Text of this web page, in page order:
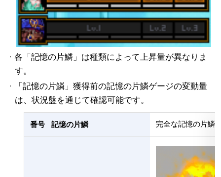
· 各「記憶の片鱗」は種類によって上昇量が異なりま
す。
· 「記憶の片鱗」獲得前の記憶の片鱗ゲージの変動量
は、状況盤を通じて確認可能です。
番号 記憶の片鱗 完全な記憶の片鱗(